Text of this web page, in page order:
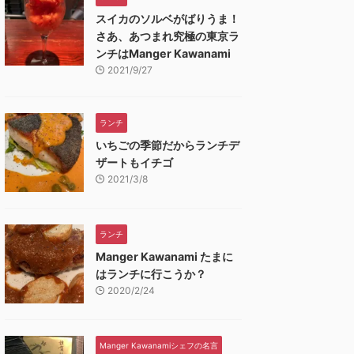
スイカのソルベがばりうま！
さあ、あつまれ究極の東京ラ
ンチはManger Kawanami
2021/9/27
ランチ
いちごの季節だからランチデ
ザートもイチゴ
2021/3/8
ランチ
Manger Kawanami たまに
はランチに行こうか？
2020/2/24
Manger Kawanamiシェフの名言